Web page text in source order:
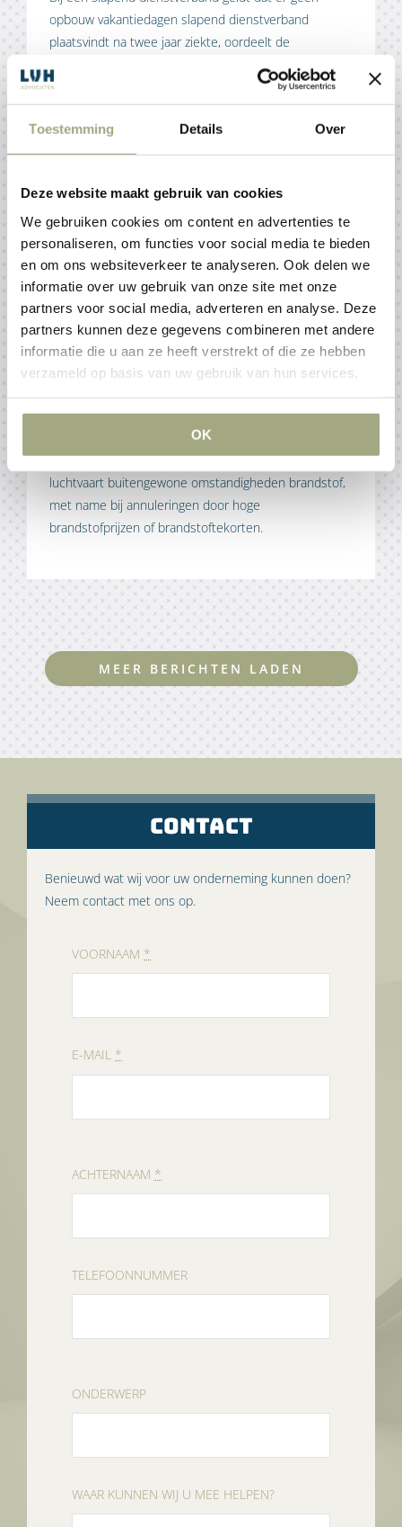
Toestemming Details Over
Deze website maakt gebruik van cookies
We gebruiken cookies om content en advertenties te
personaliseren, om functies voor social media te bieden
en om ons websiteverkeer te analyseren. Ook delen we
informatie over uw gebruik van onze site met onze
partners voor social media, adverteren en analyse. Deze
partners kunnen deze gegevens combineren met andere
informatie die u aan ze heeft verstrekt of die ze hebben
verzameld op basis van uw gebruik van hun services.
OK
opbouw vakantiedagen slapend dienstverband
plaatsvindt na twee jaar ziekte, oordeelt de
kantonrechter Dordrecht.
Hoge brandstofprijzen en
brandstoftekorten: wat mogen
luchtvaartmaatschappijen
verwachten onder Verordening
(EG) nr. 261/2004?
4 juni 2026
De Europese Commissie heeft nieuwe richtlijnen
(EG) nr. 261/2004, mede naar aanleiding van
verstoringen in de energievoorziening. Deze richtlijnen
geven meer duidelijkheid over EU richtlijnen
luchtvaart buitengewone omstandigheden brandstof,
met name bij annuleringen door hoge
brandstofprijzen of brandstoftekorten.
MEER BERICHTEN LADEN
CONTACT
Benieuwd wat wij voor uw onderneming kunnen doen?
Neem contact met ons op.
VOORNAAM *
E-MAIL *
ACHTERNAAM *
TELEFOONNUMMER
ONDERWERP
WAAR KUNNEN WIJ U MEE HELPEN?